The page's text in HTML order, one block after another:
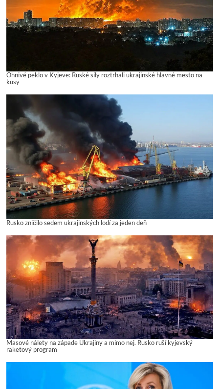
Ohnivé peklo v Kyjeve: Ruské sily roztrhali ukrajinské hlavné mesto na
kusy
Rusko zničilo sedem ukrajinských lodí za jeden deň
Masové nálety na západe Ukrajiny a mimo nej. Rusko ruší kyjevský
raketový program